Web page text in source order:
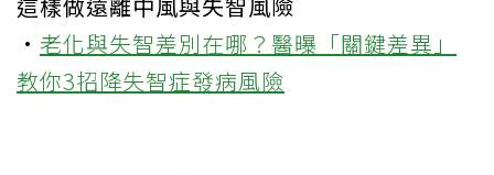
· 老化與失智差別在哪？醫曝「關鍵差異」
教你3招降失智症發病風險